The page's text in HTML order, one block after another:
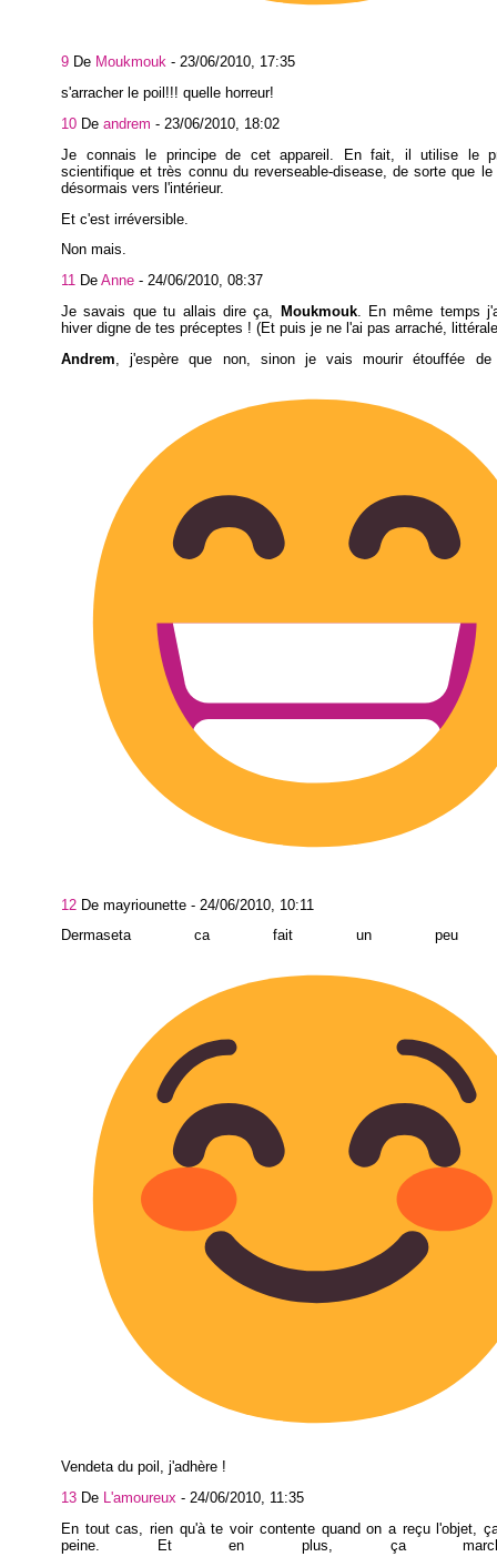
9 De Moukmouk - 23/06/2010, 17:35
s'arracher le poil!!! quelle horreur!
10 De andrem - 23/06/2010, 18:02
Je connais le principe de cet appareil. En fait, il utilise le
scientifique et très connu du reverseable-disease, de sorte que le
désormais vers l'intérieur.
Et c'est irréversible.
Non mais.
11 De Anne - 24/06/2010, 08:37
Je savais que tu allais dire ça,
Moukmouk. En même temps
hiver digne de tes préceptes ! (Et puis je ne l'ai pas arraché,
Andrem , j'espère que non, sinon je vais mourir étouffée de
12 De mayriounette - 24/06/2010, 10:11
Dermaseta ca fait un peu
Vendeta du poil, j'adhère !
13 De L'amoureux - 24/06/2010, 11:35
En tout cas, rien qu'à te voir contente quand on a reçu l'objet,
peine. Et en plus, ça